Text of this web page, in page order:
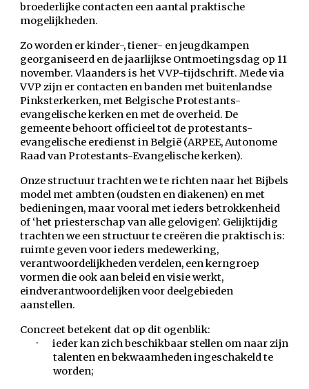
broederlijke contacten een aantal praktische
mogelijkheden.
Zo worden er kinder-, tiener- en jeugdkampen
georganiseerd en de jaarlijkse Ontmoetingsdag op 11
november. Vlaanders is het VVP-tijdschrift. Mede via
VVP zijn er contacten en banden met buitenlandse
Pinksterkerken, met Belgische Protestants-
evangelische kerken en met de overheid. De
gemeente behoort officieel tot de protestants-
evangelische eredienst in België (ARPEE, Autonome
Raad van Protestants-Evangelische kerken).
Onze structuur trachten we te richten naar het Bijbels
model met ambten (oudsten en diakenen) en met
bedieningen, maar vooral met ieders betrokkenheid
of ‘het priesterschap van alle gelovigen’. Gelijktijdig
trachten we een structuur te creëren die praktisch is:
ruimte geven voor ieders medewerking,
verantwoordelijkheden verdelen, een kerngroep
vormen die ook aan beleid en visie werkt,
eindverantwoordelijken voor deelgebieden
aanstellen.
Concreet betekent dat op dit ogenblik:
·
ieder kan zich beschikbaar stellen om naar zijn
talenten en bekwaamheden ingeschakeld te
worden;